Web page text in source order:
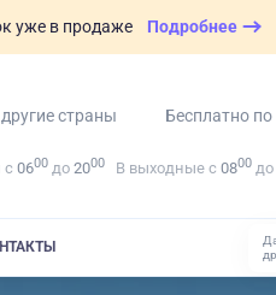
уже в продаже Подробнее
страны Бесплатно по
с 0600 до 2000 В выходные с 0800 до